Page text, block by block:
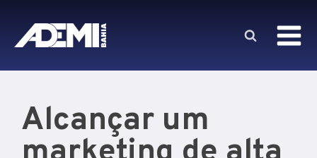
Alcançar um